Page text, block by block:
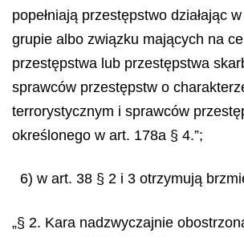
popełniają przestępstwo działając
grupie albo związku mających na
przestępstwa lub przestępstwa
sprawców przestępstw o
terrorystycznym i sprawców
określonego w art. 178a § 4.”;
6) w art. 38 § 2 i 3 otrzymują
„§ 2. Kara nadzwyczajnie